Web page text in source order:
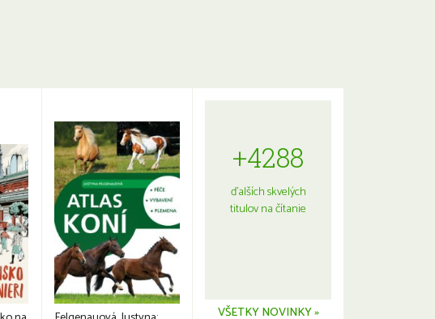
+4288
ďalších skvelých
titulov na čítanie
VŠETKY NOVINKY »